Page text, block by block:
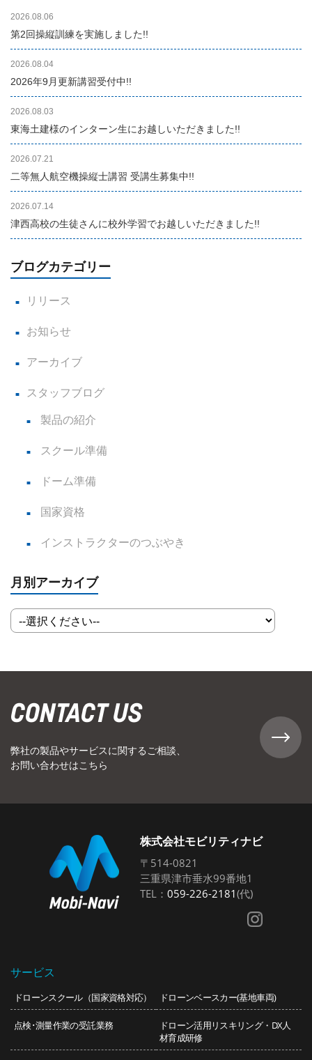
2026.08.06
第2回操縦訓練を実施しました!!
2026.08.04
2026年9月更新講習受付中!!
2026.08.03
東海土建様のインターン生にお越しいただきました!!
2026.07.21
二等無人航空機操縦士講習 受講生募集中!!
2026.07.14
津西高校の生徒さんに校外学習でお越しいただきました!!
ブログカテゴリー
リリース
お知らせ
アーカイブ
スタッフブログ
製品の紹介
スクール準備
ドーム準備
国家資格
インストラクターのつぶやき
月別アーカイブ
CONTACT US
弊社の製品やサービスに関するご相談、
お問い合わせはこちら
株式会社モビリティナビ
〒514-0821
三重県津市垂水99番地1
TEL： 059-226-2181(代)
サービス
ドローンスクール（国家資格対応） ドローンベースカー(基地車両)
点検･測量作業の受託業務
ドローン活用リスキリング・DX人
材育成研修